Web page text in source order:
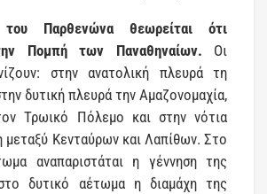
Παρθενώνα θεωρείται ότι
Πομπή των Παναθηναίων. Οι
στην ανατολική πλευρά τη
δυτική πλευρά την Αμαζονομαχία,
Τρωικό Πόλεμο και στην νότια
μεταξύ Κενταύρων και Λαπίθων. Στο
αναπαριστάται η γέννηση της
δυτικό αέτωμα η διαμάχη της